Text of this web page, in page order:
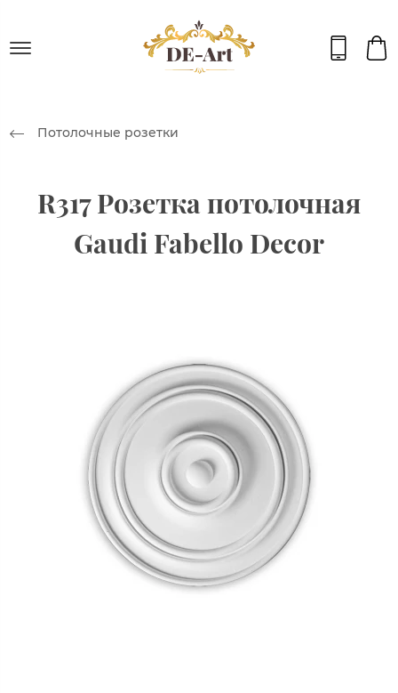
Потолочные розетки
R317 Розетка потолочная
Gaudi Fabello Decor